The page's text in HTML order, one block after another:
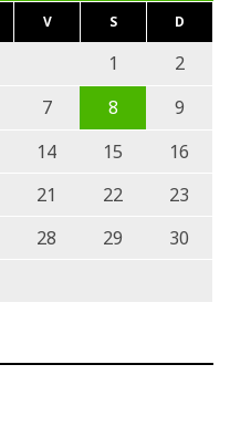
V S D
1
2
7 8
9
14 15
16
21 22
23
28 29
30